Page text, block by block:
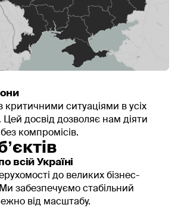
ситуаціями в усіх
Цей досвід дозволяє нам діяти
компромісів.
всій Україні
до великих бізнес-
забезпечуємо стабільний
від масштабу.